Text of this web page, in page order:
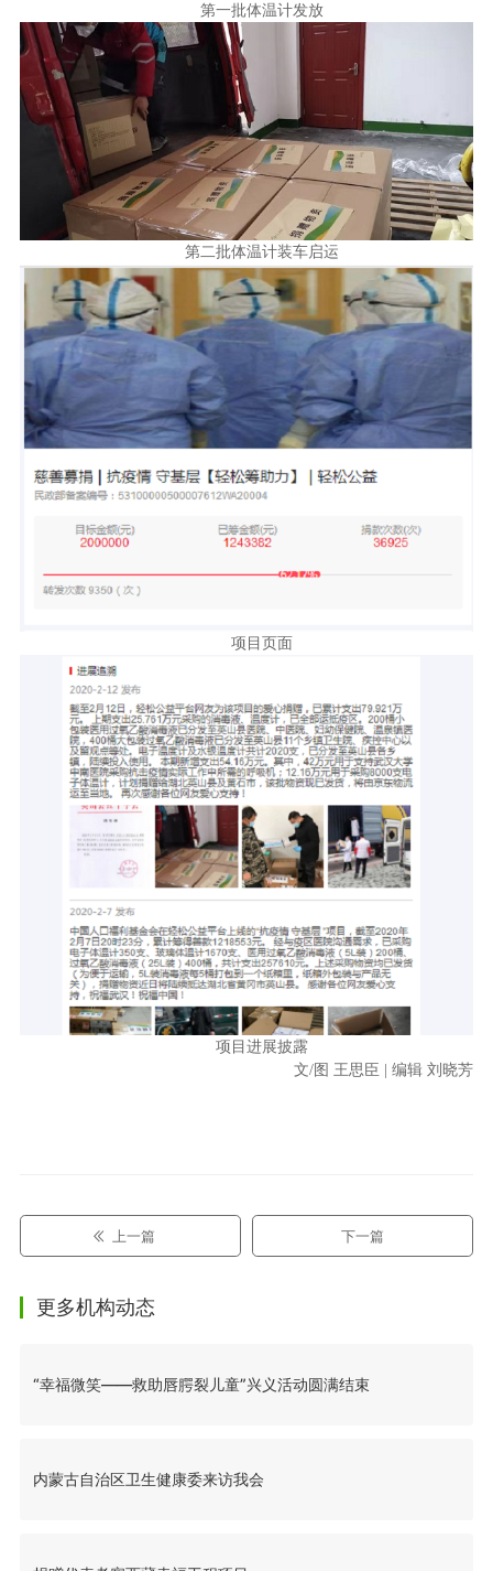
第一批体温计发放
第二批体温计装车启运
项目页面
项目进展披露
文/图 王思臣 | 编辑 刘晓芳
上一篇 下一篇
更多机构动态
“幸福微笑——救助唇腭裂儿童”兴义活动圆满结束
内蒙古自治区卫生健康委来访我会